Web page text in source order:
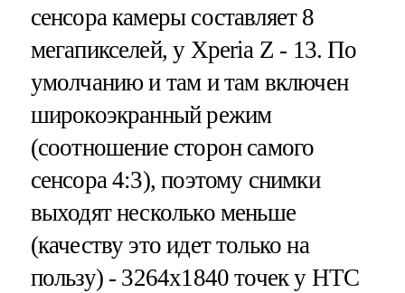
сенсора камеры составляет 8
мегапикселей, у Xperia Z - 13. По
умолчанию и там и там включен
широкоэкранный режим
(соотношение сторон самого
сенсора 4:3), поэтому снимки
выходят несколько меньше
(качеству это идет только на
пользу) - 3264х1840 точек у HTC